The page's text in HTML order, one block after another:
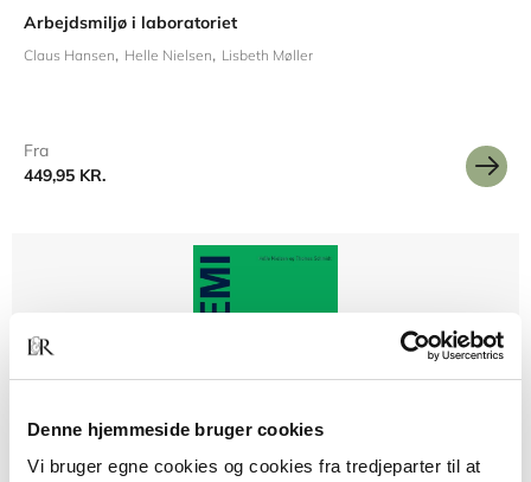
Denne hjemmeside bruger cookies
Vi bruger egne cookies og cookies fra tredjeparter til at
Arbejdsmiljø i laboratoriet
Claus Hansen Helle Nielsen Lisbeth Møller
Fra
449,95 KR.